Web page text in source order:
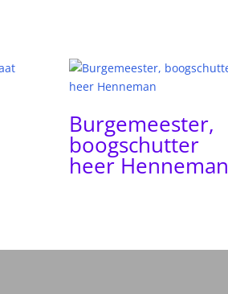
Burgemeester,
boogschutter
heer Henneman